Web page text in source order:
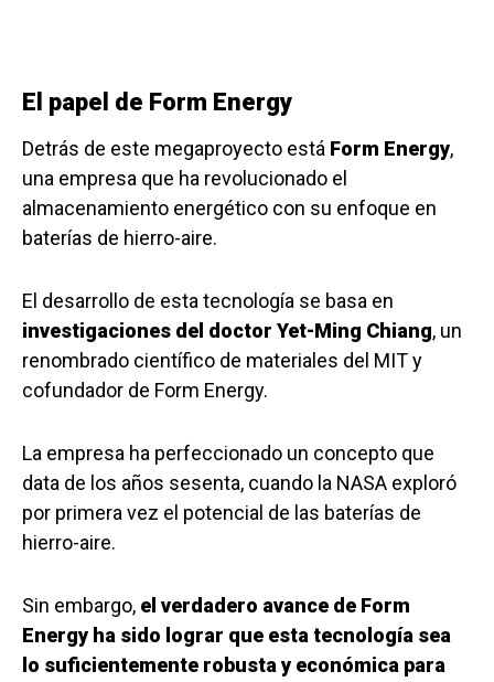
El papel de Form Energy
Detrás de este megaproyecto está Form Energy,
una empresa que ha revolucionado el
almacenamiento energético con su enfoque en
baterías de hierro-aire.
El desarrollo de esta tecnología se basa en
investigaciones del doctor Yet-Ming Chiang, un
renombrado científico de materiales del MIT y
cofundador de Form Energy.
La empresa ha perfeccionado un concepto que
data de los años sesenta, cuando la NASA exploró
por primera vez el potencial de las baterías de
hierro-aire.
Sin embargo, el verdadero avance de Form
Energy ha sido lograr que esta tecnología sea
lo suficientemente robusta y económica para